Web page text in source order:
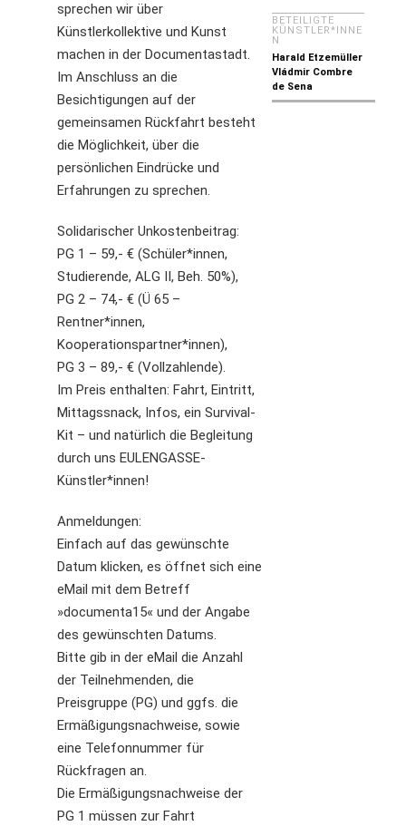
BETEILIGTE
KÜNSTLER*INNE
N
Harald Etzemüller
Vládmir Combre
de Sena
sprechen wir über
Künstlerkollektive und Kunst
machen in der Documentastadt.
Im Anschluss an die
Besichtigungen auf der
gemeinsamen Rückfahrt besteht
die Möglichkeit, über die
persönlichen Eindrücke und
Erfahrungen zu sprechen.
Solidarischer Unkostenbeitrag:
PG 1 – 59,- € (Schüler*innen,
Studierende, ALG II, Beh. 50%),
PG 2 – 74,- € (Ü 65 –
Rentner*innen,
Kooperationspartner*innen),
PG 3 – 89,- € (Vollzahlende).
Im Preis enthalten: Fahrt, Eintritt,
Mittagssnack, Infos, ein Survival-
Kit – und natürlich die Begleitung
durch uns EULENGASSE-
Künstler*innen!
Anmeldungen:
Einfach auf das gewünschte
Datum klicken, es öffnet sich eine
eMail mit dem Betreff
»documenta15« und der Angabe
des gewünschten Datums.
Bitte gib in der eMail die Anzahl
der Teilnehmenden, die
Preisgruppe (PG) und ggfs. die
Ermäßigungsnachweise, sowie
eine Telefonnummer für
Rückfragen an.
Die Ermäßigungsnachweise der
PG 1 müssen zur Fahrt